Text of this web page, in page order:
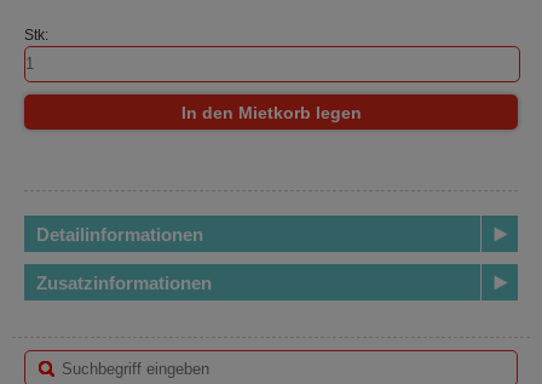
Stk:
In den Mietkorb legen
Detailinformationen
Zusatzinformationen